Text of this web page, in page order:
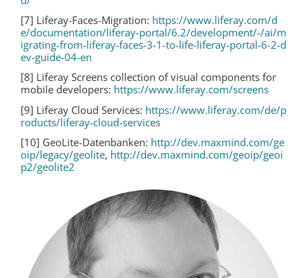
[7] Liferay-Faces-Migration: https://www.liferay.com/d
e/documentation/liferay-portal/6.2/development/-/ai/m
igrating-from-liferay-faces-3-1-to-life-liferay-portal-6-2-d
ev-guide-04-en
[8] Liferay Screens collection of visual components for
mobile developers: https://www.liferay.com/screens
[9] Liferay Cloud Services: https://www.liferay.com/de/p
roducts/liferay-cloud-services
[10] GeoLite-Datenbanken: http://dev.maxmind.com/ge
oip/legacy/geolite, http://dev.maxmind.com/geoip/geoi
p2/geolite2